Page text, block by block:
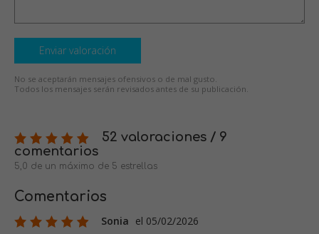
Enviar valoración
No se aceptarán mensajes ofensivos o de mal gusto.
Todos los mensajes serán revisados antes de su publicación.
52 valoraciones / 9
comentarios
5,0 de un máximo de 5 estrellas
Comentarios
Sonia el 05/02/2026